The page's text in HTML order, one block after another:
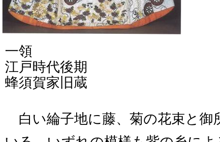
一領
江戸時代後期
蜂須賀家旧蔵
白い綸子地に藤、菊の花束と御